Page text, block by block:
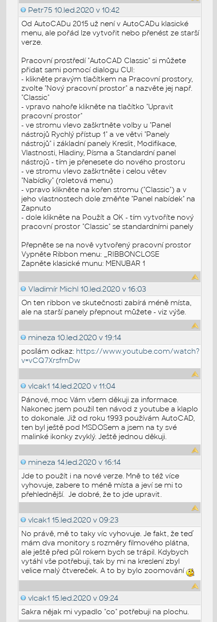
Petr75 10.led.2020 v 10:42
Od AutoCADu 2015 už není v AutoCADu klasické
menu, ale pořád lze vytvořit nebo přenést ze starší
verze.
Pracovní prostředí "AutoCAD Classic" si můžete
přidat sami pomocí dialogu CUI:
- klikněte pravým tlačítkem na Pracovní prostory,
zvolte "Nový pracovní prostor" a nazvěte jej např.
"Classic"
- vpravo nahoře klikněte na tlačítko "Upravit
pracovní prostor"
- ve stromu vlevo zaškrtněte volby u "Panel
nástrojů Rychlý přístup 1" a ve větvi "Panely
nástrojů" i základní panely Kreslit, Modifikace,
Vlastnosti, Hladiny, Písma a Standardní panel
nástrojů - tím je přenesete do nového prostoru
- ve stromu vlevo zaškrtněte i celou větev
"Nabídky" (roletová menu)
- vpravo klikněte na kořen stromu ("Classic") a v
jeho vlastnostech dole změňte "Panel nabídek" na
Zapnuto
- dole klikněte na Použít a OK - tím vytvoříte nový
pracovní prostor "Classic" se standardními panely
Přepněte se na nově vytvořený pracovní prostor
Vypněte Ribbon menu: _RIBBONCLOSE
Zapněte klasické munu: MENUBAR 1
Vladimír Michl 10.led.2020 v 16:03
On ten ribbon ve skutečnosti zabírá méně místa,
ale na starší panely přepnout můžete - viz výše.
mineza 10.led.2020 v 19:14
posílám odkaz: https://www.youtube.com/watch?
v=vCQ7XrsfmDw
vlcak1 14.led.2020 v 11:04
Pánové, moc Vám všem děkuji za informace.
Nakonec jsem použil ten návod z youtube a klaplo
to dokonale. Již od roku 1993 používám AutoCAD,
ten byl ještě pod MSDOSem a jsem na ty své
malinké ikonky zvyklý. Ještě jednou děkuji.
mineza 14.led.2020 v 16:14
Jde to použít i na nové verze. Mně to též více
vyhovuje, zabere to méně místa a jeví se mi to
přehlednější. Je dobré, že to jde upravit.
vlcak1 15.led.2020 v 09:23
No právě, mě to taky víc vyhovuje. Je fakt, že teď
mám dva monitory s rozměry filmového plátna,
ale ještě před půl rokem bych se trápil. Kdybych
vytáhl vše potřebuji, tak by mi na kreslení zbyl
velice malý čtvereček. A to by bylo zoomování
vlcak1 15.led.2020 v 09:24
Sakra nějak mi vypadlo "co" potřebuji na plochu.